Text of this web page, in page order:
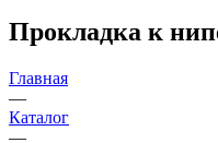
Прокладка к
Главная
—
Каталог
—